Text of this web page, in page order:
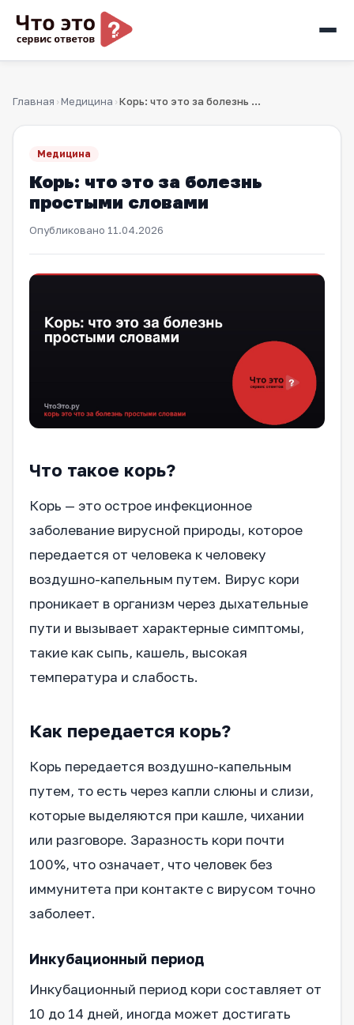
Главная › Медицина › Корь: что это за болезнь простыми словами
Медицина
Корь: что это за болезнь
простыми словами
Опубликовано 11.04.2026
Что такое корь?
Корь — это острое инфекционное
заболевание вирусной природы, которое
передается от человека к человеку
воздушно-капельным путем. Вирус кори
проникает в организм через дыхательные
пути и вызывает характерные симптомы,
такие как сыпь, кашель, высокая
температура и слабость.
Как передается корь?
Корь передается воздушно-капельным
путем, то есть через капли слюны и слизи,
которые выделяются при кашле, чихании
или разговоре. Заразность кори почти
100%, что означает, что человек без
иммунитета при контакте с вирусом точно
заболеет.
Инкубационный период
Инкубационный период кори составляет от
10 до 14 дней, иногда может достигать